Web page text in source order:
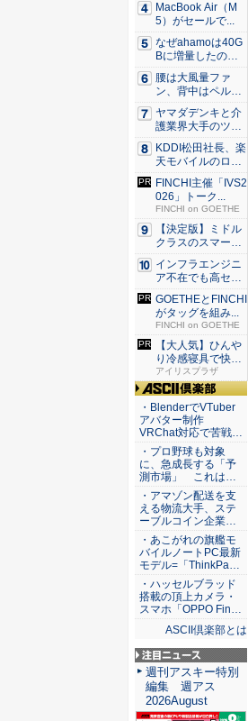
MacBook Air（M
5）がセールで...
なぜahamoは40G
Bに増量したの
か ...
腰は大風量ファ
ン、背中はペルチ
ェ冷却。ダ...
ヤマダデンキと介
護業界大手のツク
イが協業...
KDDI松田社長、楽
天モバイルのロー
ミン...
FINCHI主催「IVS2
026」トーク...
FINCHI on GOETHE
【決定版】ミドル
クラスのスマート
フォンの...
インフラエンジニ
ア不在でも高セキ
ュリティ...
GOETHEとFINCHI
がタッグを組み...
FINCHI on GOETHE
【大人気】ひんや
り冷感寝具で快適
な睡眠を...
アイリスプラザ
ASCII倶楽部
・BlenderでVTuber
アバター制作
VRChat対応で苦戦…
・プロ野球も対象
に、急成長する「予
測市場」 これは…
・アマゾン配送を支
える物流大手、ステ
ーブルコイン企業…
・あこがれの旗艦モ
バイルノートPC最新
モデル=「ThinkPa…
・ハッセルブラッド
搭載の頂上カメラ・
スマホ「OPPO Fin…
ASCII倶楽部とは
注目ニュース
週刊アスキー特別
編集 週アス
2026August